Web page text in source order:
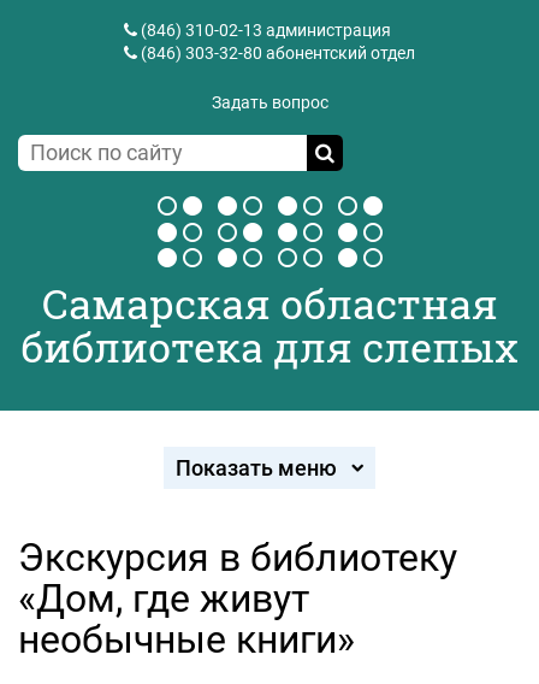
(846) 310-02-13 администрация
(846) 303-32-80 абонентский отдел
Задать вопрос
Самарская областная
библиотека для слепых
Показать меню
Экскурсия в библиотеку
«Дом, где живут
необычные книги»